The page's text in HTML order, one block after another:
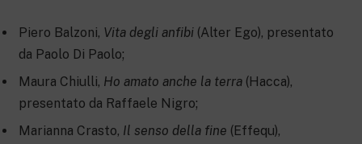
Piero Balzoni, Vita degli anfibi (Alter Ego), presentato
da Paolo Di Paolo;
Maura Chiulli, Ho amato anche la terra (Hacca),
presentato da Raffaele Nigro;
Marianna Crasto, Il senso della fine (Effequ),